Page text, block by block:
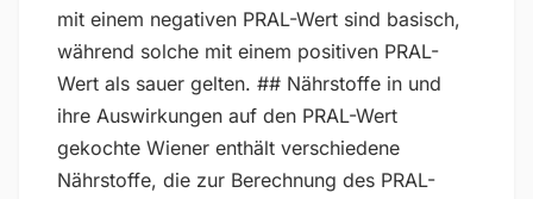
mit einem negativen PRAL-Wert sind basisch,
während solche mit einem positiven PRAL-
Wert als sauer gelten. ## Nährstoffe in und
ihre Auswirkungen auf den PRAL-Wert
gekochte Wiener enthält verschiedene
Nährstoffe, die zur Berechnung des PRAL-